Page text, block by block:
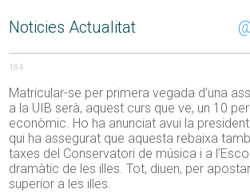
Noticies Actualitat
184
Matricular-se per primera vegada d’una
a la UIB serà, aquest curs que ve, un 10
econòmic. Ho ha anunciat avui la
qui ha assegurat que aquesta rebaixa
taxes del Conservatori de música i a
dramàtic de les illes. Tot, diuen, per
superior a les illes.